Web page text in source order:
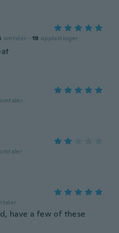
omtaler · 19 opplastinger
omtaler
omtaler
have a few of these